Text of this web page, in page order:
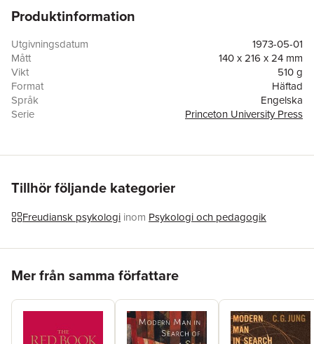
Produktinformation
Utgivningsdatum
1973-05-01
Mått
140 x 216 x 24 mm
Vikt
510 g
Format
Häftad
Språk
Engelska
Serie
Princeton University Press
ISBN
9780691017860
Tillhör följande kategorier
Freudiansk psykologi inom Psykologi och pedagogik
Mer från samma författare